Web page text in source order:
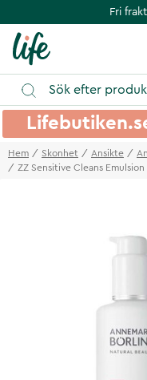
Fri
Hem Skonhet Ansikte
ZZ Sensitive Cleans Emulsion